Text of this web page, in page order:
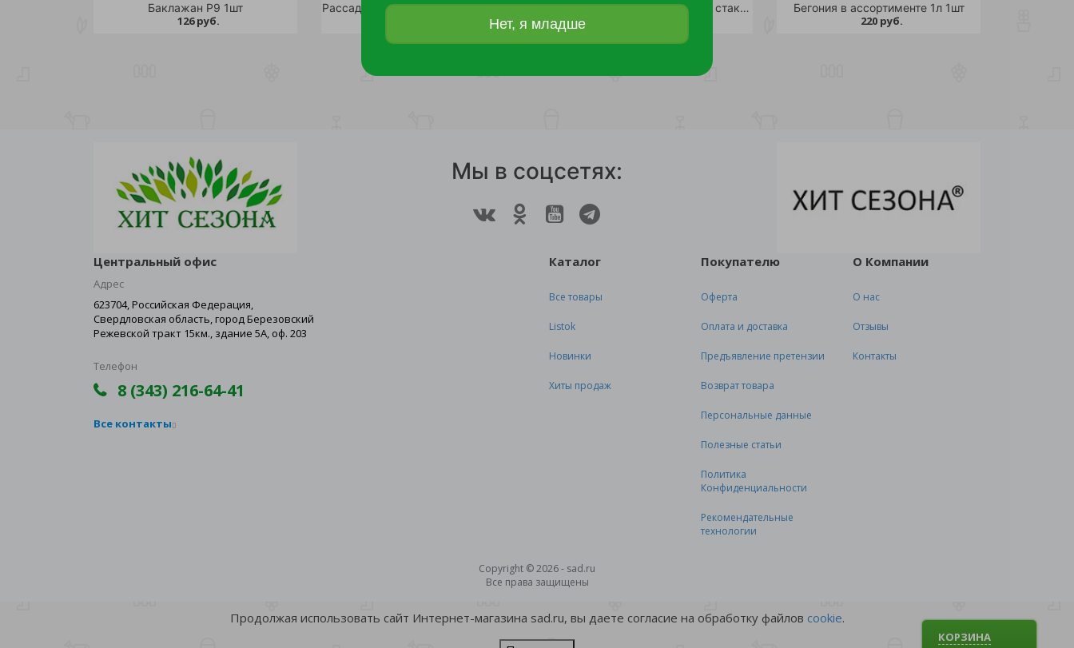
Нет, я младше
Баклажан Р9 1шт
126 руб.
Рассада однолетних цветов 0,25л в ассортименте Гвоздика ампельная красная стакан 0,2л 1шт Бегония в ассортименте 1л 1шт
220 руб.
КОРЗИНА
Мы в соцсетях:
Центральный офис
Адрес
623704, Российская Федерация,
Свердловская область, город Березовский
Режевской тракт 15км., здание 5А, оф. 203
Телефон
8 (343) 216-64-41
Все контакты
Каталог
Все товары
Listok
Новинки
Хиты продаж
Покупателю
Оферта
Оплата и доставка
Предъявление претензии
Возврат товара
Персональные данные
Полезные статьи
Политика
Конфиденциальности
Рекомендательные
технологии
О Компании
О нас
Отзывы
Контакты
Copyright © 2026 - sad.ru
Все права защищены
Продолжая использовать сайт Интернет-магазина sad.ru, вы даете согласие на обработку файлов cookie.